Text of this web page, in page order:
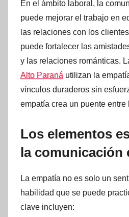
En el ámbito laboral, la
puede mejorar el trabajo en
las relaciones con los
puede fortalecer las
y las relaciones románticas.
Alto Paraná utilizan la
vínculos duraderos sin
empatía crea un puente entre
Los elementos
la comunicación
La empatía no es solo un
habilidad que se puede
clave incluyen: